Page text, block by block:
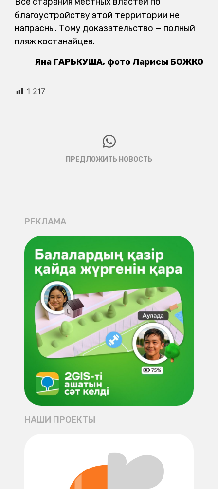
Все старания местных властей по
благоустройству этой территории не
напрасны. Тому доказательство — полный
пляж костанайцев.
Яна ГАРЬКУША, фото Ларисы БОЖКО
1 217
ПРЕДЛОЖИТЬ НОВОСТЬ
РЕКЛАМА
НАШИ ПРОЕКТЫ